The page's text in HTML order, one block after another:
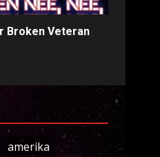
Broken Veteran
amerika